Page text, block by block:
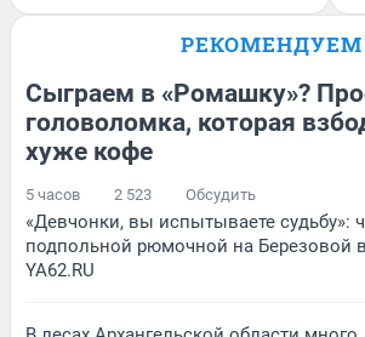
РЕКОМЕНДУЕМ
Сыграем в «Ромашку»?
головоломка, которая
хуже кофе
5 часов 2 523 Обсудить
«Девчонки, вы испытываете судьбу»:
подпольной рюмочной на Березовой
YA62.RU